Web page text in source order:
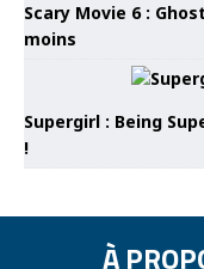
Scary Movie 6 :
moins
Supergirl : Being
!
À